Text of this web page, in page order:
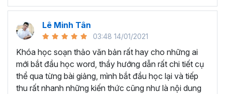
đồng, báo cáo chuyên môn…
Như vậy, khi học Word bạn sẽ được trang bị đầy đủ kỹ
năng và kiến thức cần thiết để trở thành chuyên gia soạn
thảo văn bản. Từ những kiến thức đó bạn có thể tạo ra
những tài liệu chuyên nghiệp, chỉn chu cũng như biết cách
quản lý tài liệu và thao tác nhanh chóng, nâng cao hiệu
suất làm việc.
Lê Minh Tân
03:48 14/01/2021
Khóa học soạn thảo văn bản rất hay cho những ai
mới bắt đầu học word, thầy hướng dẫn rất chi tiết cụ
thể qua từng bài giảng, mình bắt đầu học lại và tiếp
thu rất nhanh những kiến thức cũng như là nội dung